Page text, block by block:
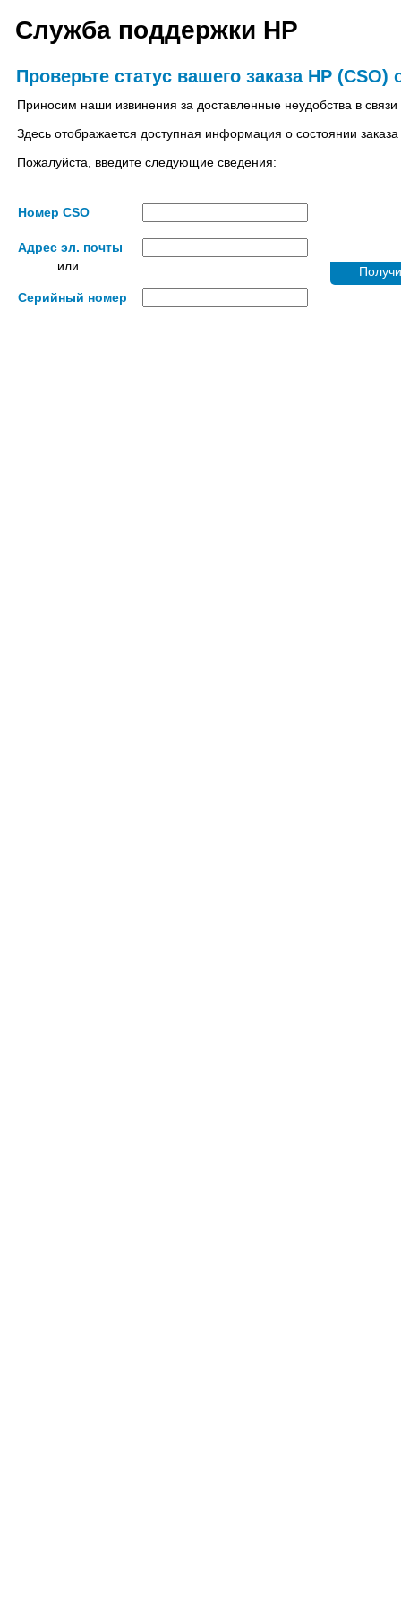
Служба поддержки HP
Проверьте статус вашего заказа HP (CSO)
Приносим наши извинения за доставленные неудобства в
Здесь отображается доступная информация о состоянии
Пожалуйста, введите следующие сведения:
Номер CSO
Адрес эл. почты
или
Серийный номер